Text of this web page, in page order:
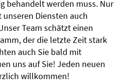
behandelt werden muss. Nur
Diensten auch
Team schätzt einen
der die letzte Zeit stark
auch Sie bald mit
uns auf Sie! Jeden neuen
willkommen!